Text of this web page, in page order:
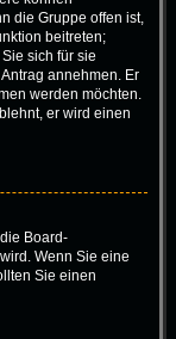
die Gruppe offen ist,
beitreten;
sich für sie
annehmen. Er
werden möchten.
er wird einen
Board-
Wenn Sie eine
Sie einen